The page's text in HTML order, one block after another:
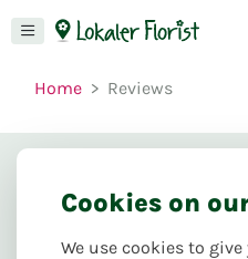
Home Reviews
Cookies on
We use cookies to